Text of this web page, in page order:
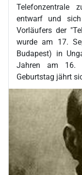
Telefonzentrale
entwarf und
Vorläufers der
wurde am 17.
Budapest) in
Jahren am 16.
Geburtstag jährt